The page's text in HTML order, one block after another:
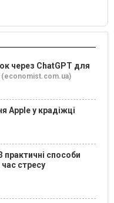
через ChatGPT для
(economist.com.ua)
Apple у крадіжці
способи
стресу